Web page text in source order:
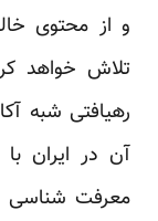
و از محتوی
تلاش خواهد
رهیافتی شبه
آن در ایران
معرفت شناسی